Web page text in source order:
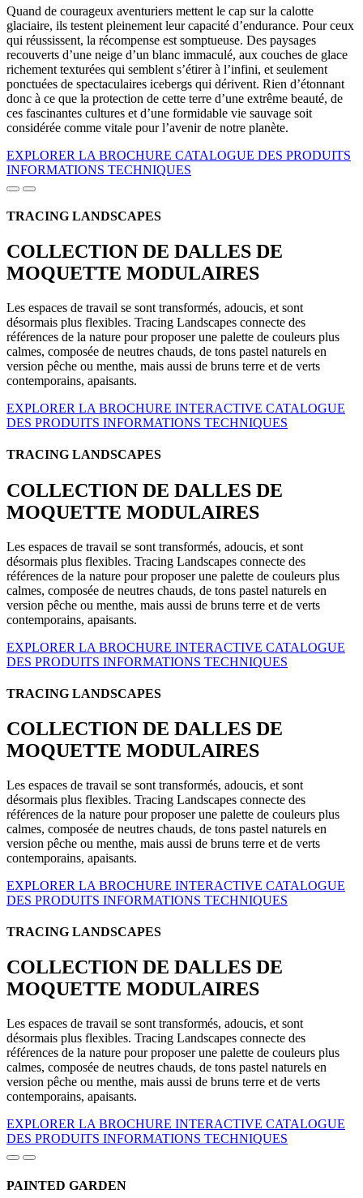
Quand de courageux aventuriers mettent le cap sur la calotte
glaciaire, ils testent pleinement leur capacité d’endurance. Pour ceux
qui réussissent, la récompense est somptueuse. Des paysages
recouverts d’une neige d’un blanc immaculé, aux couches de glace
richement texturées qui semblent s’étirer à l’infini, et seulement
ponctuées de spectaculaires icebergs qui dérivent. Rien d’étonnant
donc à ce que la protection de cette terre d’une extrême beauté, de
ces fascinantes cultures et d’une formidable vie sauvage soit
considérée comme vitale pour l’avenir de notre planète.
EXPLORER LA BROCHURE CATALOGUE DES PRODUITS
INFORMATIONS TECHNIQUES
TRACING LANDSCAPES
COLLECTION DE DALLES DE
MOQUETTE MODULAIRES
Les espaces de travail se sont transformés, adoucis, et sont
désormais plus flexibles. Tracing Landscapes connecte des
références de la nature pour proposer une palette de couleurs plus
calmes, composée de neutres chauds, de tons pastel naturels en
version pêche ou menthe, mais aussi de bruns terre et de verts
contemporains, apaisants.
EXPLORER LA BROCHURE INTERACTIVE CATALOGUE
DES PRODUITS INFORMATIONS TECHNIQUES
TRACING LANDSCAPES
COLLECTION DE DALLES DE
MOQUETTE MODULAIRES
Les espaces de travail se sont transformés, adoucis, et sont
désormais plus flexibles. Tracing Landscapes connecte des
références de la nature pour proposer une palette de couleurs plus
calmes, composée de neutres chauds, de tons pastel naturels en
version pêche ou menthe, mais aussi de bruns terre et de verts
contemporains, apaisants.
EXPLORER LA BROCHURE INTERACTIVE CATALOGUE
DES PRODUITS INFORMATIONS TECHNIQUES
TRACING LANDSCAPES
COLLECTION DE DALLES DE
MOQUETTE MODULAIRES
Les espaces de travail se sont transformés, adoucis, et sont
désormais plus flexibles. Tracing Landscapes connecte des
références de la nature pour proposer une palette de couleurs plus
calmes, composée de neutres chauds, de tons pastel naturels en
version pêche ou menthe, mais aussi de bruns terre et de verts
contemporains, apaisants.
EXPLORER LA BROCHURE INTERACTIVE CATALOGUE
DES PRODUITS INFORMATIONS TECHNIQUES
TRACING LANDSCAPES
COLLECTION DE DALLES DE
MOQUETTE MODULAIRES
Les espaces de travail se sont transformés, adoucis, et sont
désormais plus flexibles. Tracing Landscapes connecte des
références de la nature pour proposer une palette de couleurs plus
calmes, composée de neutres chauds, de tons pastel naturels en
version pêche ou menthe, mais aussi de bruns terre et de verts
contemporains, apaisants.
EXPLORER LA BROCHURE INTERACTIVE CATALOGUE
DES PRODUITS INFORMATIONS TECHNIQUES
PAINTED GARDEN